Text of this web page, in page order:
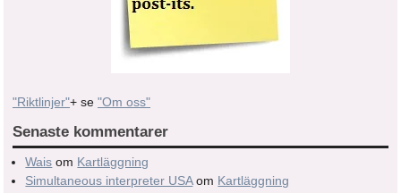
"Riktlinjer"+ se "Om oss"
Senaste kommentarer
Wais om Kartläggning
Simultaneous interpreter USAom Kartläggning